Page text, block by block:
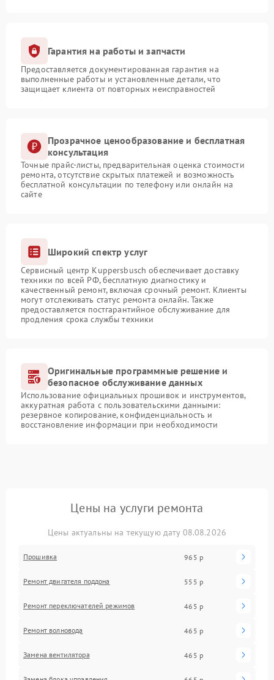
Гарантия на работы и запчасти
Предоставляется документированная гарантия на
выполненные работы и установленные детали, что
защищает клиента от повторных неисправностей
Прозрачное ценообразование и бесплатная
консультация
Точные прайс-листы, предварительная оценка стоимости
ремонта, отсутствие скрытых платежей и возможность
бесплатной консультации по телефону или онлайн на
сайте
Широкий спектр услуг
Сервисный центр Kuppersbusch обеспечивает доставку
техники по всей РФ, бесплатную диагностику и
качественный ремонт, включая срочный ремонт. Клиенты
могут отслеживать статус ремонта онлайн. Также
предоставляется постгарантийное обслуживание для
продления срока службы техники
Оригинальные программные решение и
безопасное обслуживание данных
Использование официальных прошивок и инструментов,
аккуратная работа с пользовательскими данными:
резервное копирование, конфиденциальность и
восстановление информации при необходимости
Цены на услуги ремонта
Цены актуальны на текущую дату 08.08.2026
Прошивка 965 р
Ремонт двигателя поддона 555 р
Ремонт переключателей режимов 465 р
Ремонт волновода 465 р
Замена вентилятора 465 р